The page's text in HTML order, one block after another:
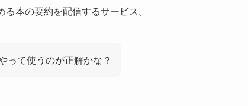
本の要約を配信するサービス。
って使うのが正解かな？